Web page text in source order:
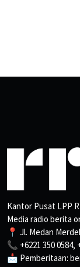
Kantor Pusat LPP
Media radio berita
📍 Jl. Medan
📞 +6221 350 0584,
📩 Pemberitaan: